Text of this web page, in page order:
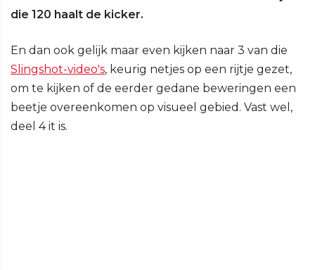
die 120 haalt de kicker.
En dan ook gelijk maar even kijken naar 3 van die
Slingshot-video's, keurig netjes op een rijtje gezet,
om te kijken of de eerder gedane beweringen een
beetje overeenkomen op visueel gebied. Vast wel,
deel 4 it is.